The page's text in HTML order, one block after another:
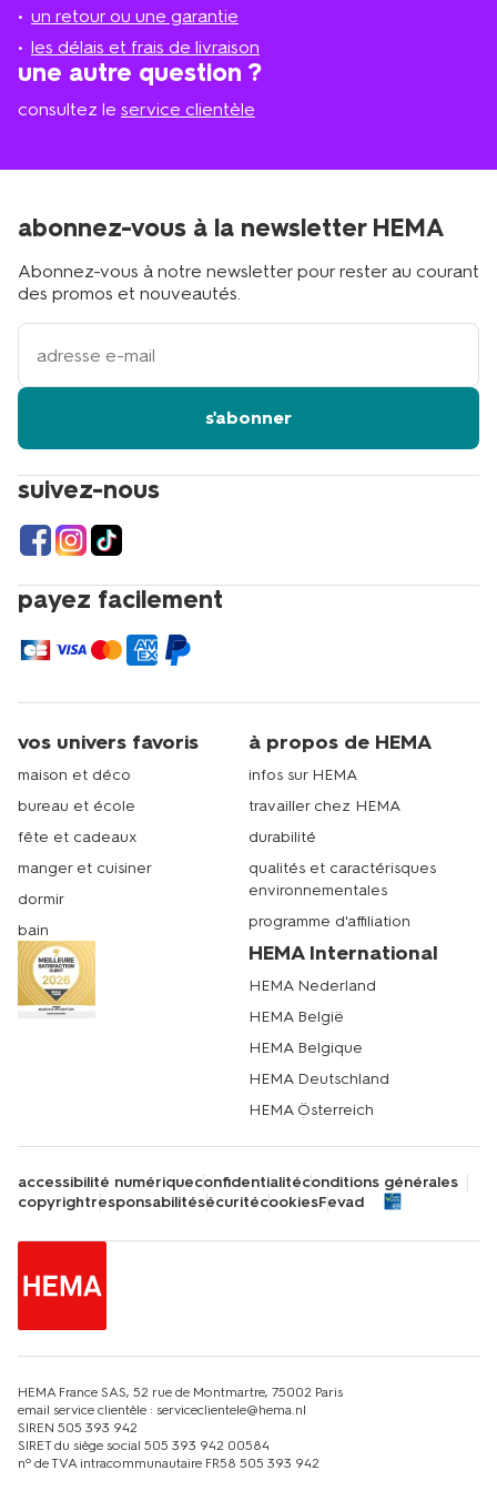
un retour ou une garantie
les délais et frais de livraison
une autre question ?
consultez le service clientèle
plus
proche
suivez-nous
payez facilement
abonnez-vous à la newsletter HEMA
Abonnez-vous à notre newsletter pour rester au courant
des promos et nouveautés.
votre
adresse
s'abonner
vos univers favoris
maison et déco
bureau et école
fête et cadeaux
manger et cuisiner
dormir
bain
à propos de HEMA
infos sur HEMA
travailler chez HEMA
durabilité
qualités et caractérisques
environnementales
programme d'affiliation
HEMA International
HEMA Nederland
HEMA België
HEMA Belgique
HEMA Deutschland
HEMA Österreich
accessibilité numériqueconfidentialitéconditions générales
copyrightresponsabilitésécuritécookiesFevad
HEMA France SAS, 52 rue de Montmartre, 75002 Paris
email service clientèle : serviceclientele@hema.nl
SIREN 505 393 942
SIRET du siège social 505 393 942 00584
nº de TVA intracommunautaire FR58 505 393 942